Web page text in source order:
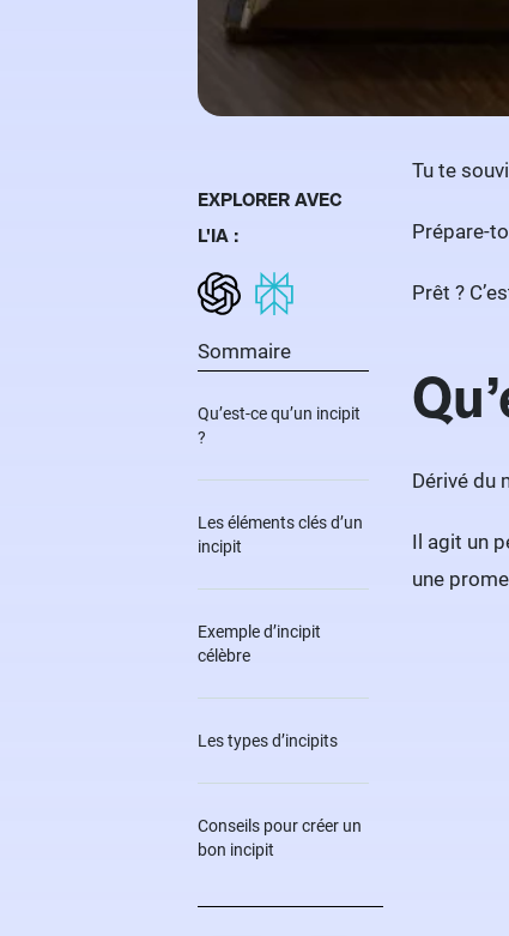
Tu te
Prépare-
Prêt ?
Dérivé du
Il agit un
une
EXPLORER AVEC
L'IA :
Sommaire
Qu’est-ce qu’un incipit
?
Les éléments clés d’un
incipit
Exemple d’incipit
célèbre
Les types d’incipits
Conseils pour créer un
bon incipit